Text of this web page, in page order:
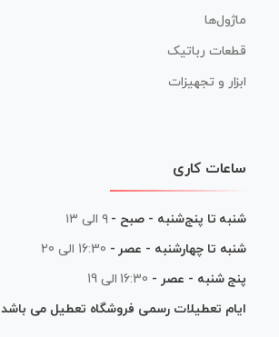
ماژول‌ها
قطعات رباتیک
ابزار و تجهیزات
ساعات کاری
شنبه تا پنج‌شنبه - صبح - ۹ الی ۱۳
شنبه تا چهارشنبه - عصر - 16:30 الی 20
پنج شنبه - عصر - 16:30 الی 19
ایام تعطیلات رسمی فروشگاه تعطیل می باشد